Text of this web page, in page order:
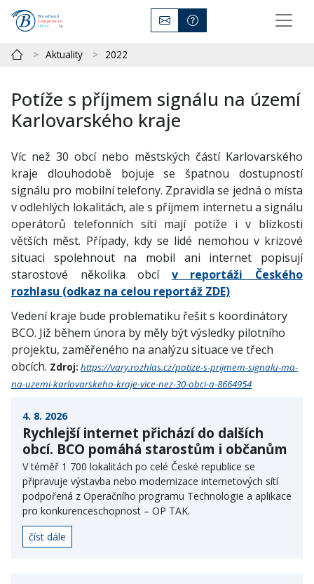
Aktuality 2022
Potíže s příjmem signálu na území
Karlovarského kraje
Víc než 30 obcí nebo městských částí Karlovarského
kraje dlouhodobě bojuje se špatnou dostupností
signálu pro mobilní telefony. Zpravidla se jedná o místa
v odlehlých lokalitách, ale s příjmem internetu a signálu
operátorů telefonních sítí mají potíže i v blízkosti
větších měst. Případy, kdy se lidé nemohou v krizové
situaci spolehnout na mobil ani internet popisují
starostové několika obcí v reportáži Českého
rozhlasu (odkaz na celou reportáž ZDE)
Vedení kraje bude problematiku řešit s koordinátory
BCO. Již během února by měly být výsledky pilotního
projektu, zaměřeného na analýzu situace ve třech
obcích. Zdroj: https://vary.rozhlas.cz/potize-s-prijmem-signalu-ma-
na-uzemi-karlovarskeho-kraje-vice-nez-30-obci-a-8664954
4. 8. 2026
Rychlejší internet přichází do dalších
obcí. BCO pomáhá starostům i občanům
V téměř 1 700 lokalitách po celé České republice se
připravuje výstavba nebo modernizace internetových sítí
podpořená z Operačního programu Technologie a aplikace
pro konkurenceschopnost – OP TAK.
číst dále